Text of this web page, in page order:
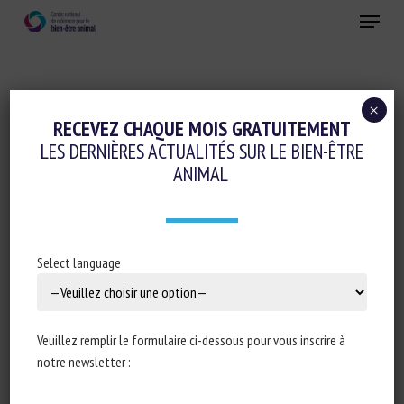
Menu
Conduite d'élevage et relations humain-animal
Gestion des populations et bien-être animal
WELFARE IN THE ALPS: A
12 décembre 2025
RECEVEZ CHAQUE MOIS GRATUITEMENT
LES DERNIÈRES ACTUALITÉS SUR LE BIEN-ÊTRE
ANIMAL
Select language
Veuillez remplir le formulaire ci-dessous pour vous inscrire à
notre newsletter :
×